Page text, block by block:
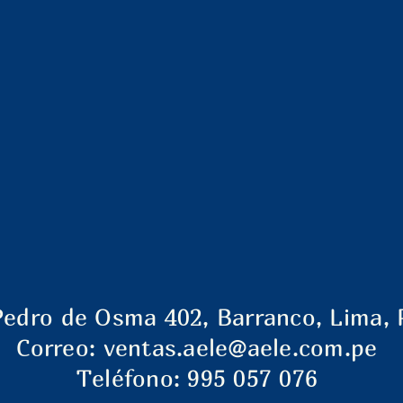
de Osma 402, Barranco, Lima,
Correo: ventas.aele@aele.com.pe
Teléfono: 995 057 076